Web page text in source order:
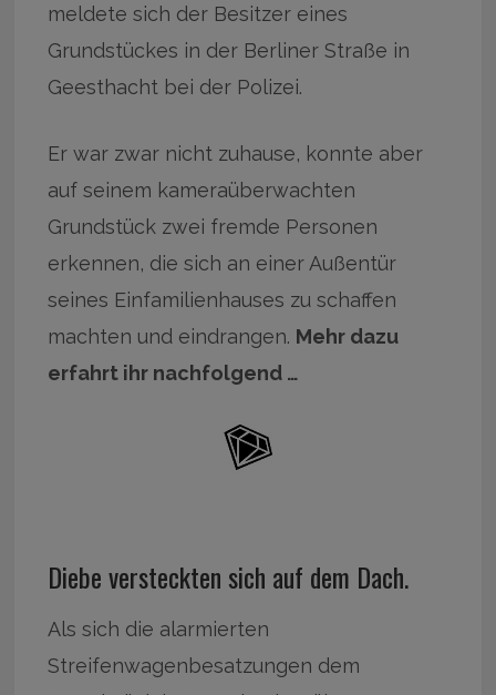
meldete sich der Besitzer eines
Grundstückes in der Berliner Straße in
Geesthacht bei der Polizei.
Er war zwar nicht zuhause, konnte aber
auf seinem kameraüberwachten
Grundstück zwei fremde Personen
erkennen, die sich an einer Außentür
seines Einfamilienhauses zu schaffen
machten und eindrangen. Mehr dazu
erfahrt ihr nachfolgend …
Diebe versteckten sich auf dem Dach.
Als sich die alarmierten
Streifenwagenbesatzungen dem